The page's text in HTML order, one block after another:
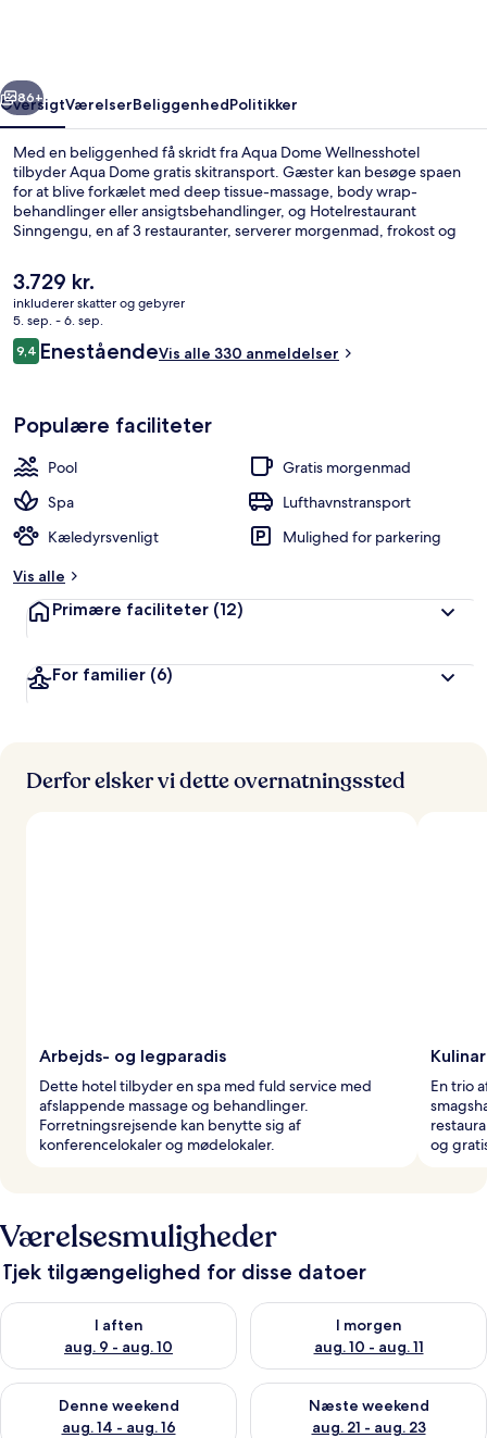
Næste
86+
OversigtVærelserBeliggenhedPolitikker
Med en beliggenhed få skridt fra Aqua Dome Wellnesshotel
tilbyder Aqua Dome gratis skitransport. Gæster kan besøge spaen
for at blive forkælet med deep tissue-massage, body wrap-
behandlinger eller ansigtsbehandlinger, og Hotelrestaurant
Sinngengu, en af 3 restauranter, serverer morgenmad, frokost og
luksusfaciliteter omfatter 5 udendørs pools, et gratis vandland og
en gratis børneklub. Der tilbydes også skipas, skiopbevaring og
udlejning af skiudstyr.
Den
nuværende
pris
er
3.729 kr.
3.729 kr.
inkluderer skatter og gebyrer
5. sep. - 6. sep.
Anmeldelser
9,49,4 ud af 10.
EneståendeVis alle 330 anmeldelser
Populære faciliteter
Pool
Gratis morgenmad
Spa
Lufthavnstransport
Kæledyrsvenligt
Mulighed for parkering
Vis alle
Primære faciliteter (12)
For familier (6)
Derfor elsker vi dette overnatningssted
Arbejds- og legparadis
Dette hotel tilbyder en spa med fuld service med
afslappende massage og behandlinger.
Forretningsrejsende kan benytte sig af
konferencelokaler og mødelokaler.
En trio
og
Værelsesmuligheder
Tjek tilgængelighed for disse datoer
I aften
aug. 9 - aug. 10
Tjek tilgængelighed for i aften aug. 9 - aug. 10
I morgen
aug. 10 - aug. 11
Tjek tilgængelighed for i
Denne weekend
aug. 14 - aug. 16
Tjek tilgængelighed for denne weekend aug. 14 - aug. 16
Næste weekend
aug. 21 - aug. 23
Tjek tilgængelighed for næste